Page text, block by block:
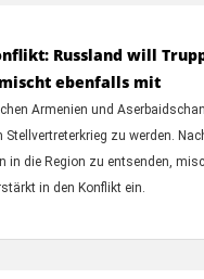
Russland will
ebenfalls mit
Armenien und
zu werden.
in die Region zu entsenden,
in den Konflikt ein.